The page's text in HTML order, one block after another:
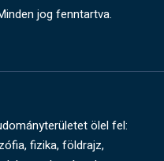
jog fenntartva.
ölel fel:
fizika, földrajz,